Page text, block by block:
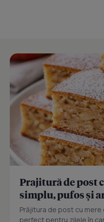
Prajitură de post
simplu, pufos și
Prăjitura de post cu
perfect pentru zilele în